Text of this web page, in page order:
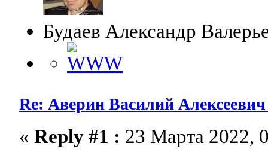
Будаев Александр
Re: Аверин Василий Алексеевич
«Reply #1 : 23 Марта 2022,